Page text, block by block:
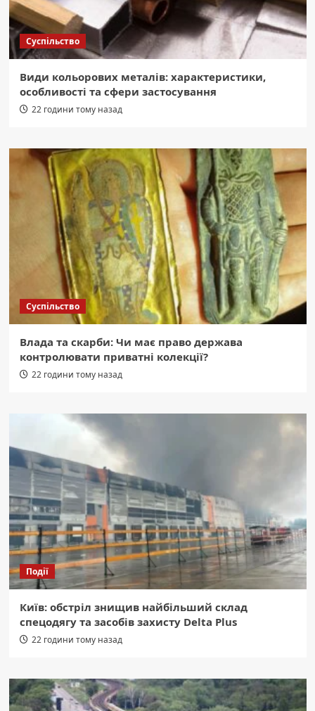
Суспільство
Види кольорових металів: характеристики,
особливості та сфери застосування
22 години тому назад
Суспільство
Влада та скарби: Чи має право держава
контролювати приватні колекції?
22 години тому назад
Події
Київ: обстріл знищив найбільший склад
спецодягу та засобів захисту Delta Plus
22 години тому назад